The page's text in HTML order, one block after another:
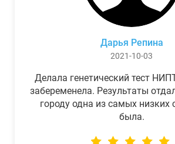
Дарья Репина
2021-10-03
Делала генетический тест
забеременела. Результаты
городу одна из самых низких
была.